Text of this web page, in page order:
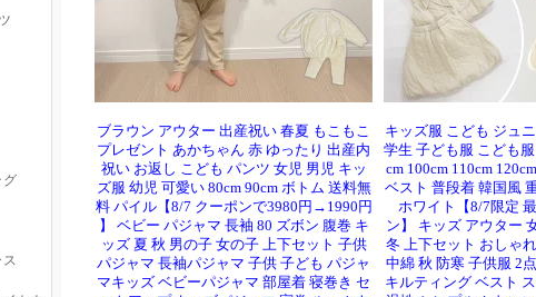
ブラウン アウター 出産祝い 春夏 もこもこ
プレゼント あかちゃん 赤 ゆったり 出産内
祝い お返し こども パンツ 女児 男児 キッ
ズ服 幼児 可愛い 80cm 90cm ボトム 送料無
料 パイル【8/7 クーポンで3980円→1990円
】 ベビー パジャマ 長袖 80 ズボン 腹巻 キ
ッズ 夏 秋 男の子 女の子 上下セット 子供
パジャマ 長袖パジャマ 子供 子ども パジャ
マキッズ ベビーパジャマ 部屋着 寝巻き セ
キッズ服 こども ジュ
学生 子ども服 こども
cm 100cm 110cm
ベスト 普段着 韓国風
ホワイト【8/7限定
ン】 キッズ アウター
冬 上下セット おしゃ
中綿 秋 防寒 子供服 2
キルティング ベスト